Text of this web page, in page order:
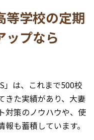
等学校の定期
ップなら
」は、これまで500校
きた実績があり、大妻
対策のノウハウや、使
も蓄積しています。